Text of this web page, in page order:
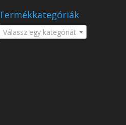
Válassz egy kategóriát